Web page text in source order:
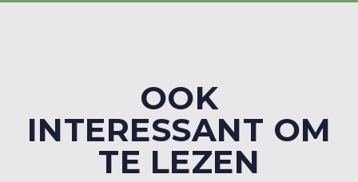
OOK
INTERESSANT OM
TE LEZEN